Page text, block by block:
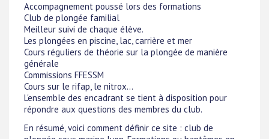
Accompagnement poussé lors des formations
Club de plongée familial
Meilleur suivi de chaque élève.
Les plongées en piscine, lac, carrière et mer
Cours réguliers de théorie sur la plongée de manière
générale
Commissions FFESSM
Cours sur le rifap, le nitrox...
L'ensemble des encadrant se tient à disposition pour
répondre aux questions des membres du club.
En résumé, voici comment définir ce site : club de